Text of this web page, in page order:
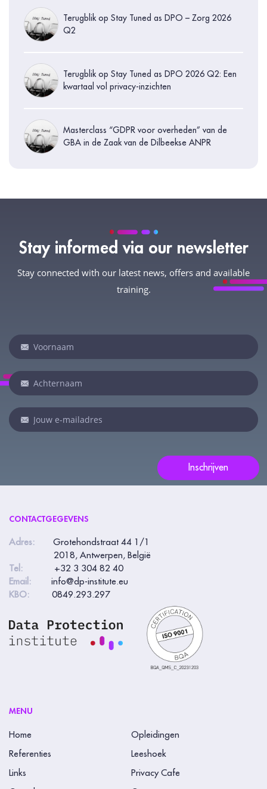
Terugblik op Stay Tuned as DPO – Zorg 2026
Q2
Terugblik op Stay Tuned as DPO 2026 Q2: Een
kwartaal vol privacy-inzichten
Masterclass “GDPR voor overheden” van de
GBA in de Zaak van de Dilbeekse ANPR
Stay informed via our newsletter
Stay connected with our latest news, offers and available
training.
Newsletter
Inschrijven
Indien
je
een
mens
bent,
laat
CONTACTGEGEVENS
Adres:
Grotehondstraat 44 1/1
2018, Antwerpen, België
Tel:
+32 3 304 82 40
Email:
info@dp-institute.eu
KBO:
0849.293.297
MENU
Home Opleidingen
Referenties Leeshoek
Links Privacy Cafe